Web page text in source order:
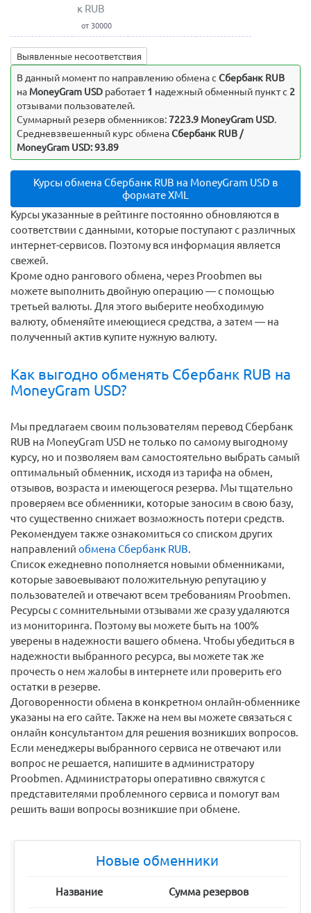
к RUB
от 30000
Выявленные несоответствия
В данный момент по направлению обмена c Сбербанк RUB
на MoneyGram USDработает1 надежный обменный пункт с 2
отзывами пользователей.
Суммарный резерв обменников:7223.9 MoneyGram USD.
Средневзвешенный курс обменаСбербанк RUB /
MoneyGram USD: 93.89
Курсы обмена Сбербанк RUB на MoneyGram USD в
формате XML
Курсы указанные в рейтинге постоянно обновляются в
соответствии с данными, которые поступают с различных
интернет-сервисов. Поэтому вся информация является
свежей.
Кроме одно рангового обмена, через Proobmen вы
можете выполнить двойную операцию — с помощью
третьей валюты. Для этого выберите необходимую
валюту, обменяйте имеющиеся средства, а затем — на
полученный актив купите нужную валюту.
Как выгодно обменять Сбербанк RUB на
MoneyGram USD?
Мы предлагаем своим пользователям перевод Сбербанк
RUB на MoneyGram USD не только по самому выгодному
курсу, но и позволяем вам самостоятельно выбрать самый
оптимальный обменник, исходя из тарифа на обмен,
отзывов, возраста и имеющегося резерва. Мы тщательно
проверяем все обменники, которые заносим в свою базу,
что существенно снижает возможность потери средств.
Рекомендуем также ознакомиться со списком других
направлений обмена Сбербанк RUB.
Список ежедневно пополняется новыми обменниками,
которые завоевывают положительную репутацию у
пользователей и отвечают всем требованиям Proobmen.
Ресурсы с сомнительными отзывами же сразу удаляются
из мониторинга. Поэтому вы можете быть на 100%
уверены в надежности вашего обмена. Чтобы убедиться в
надежности выбранного ресурса, вы можете так же
прочесть о нем жалобы в интернете или проверить его
остатки в резерве.
Договоренности обмена в конкретном онлайн-обменнике
указаны на его сайте. Также на нем вы можете связаться с
онлайн консультантом для решения возникших вопросов.
Если менеджеры выбранного сервиса не отвечают или
вопрос не решается, напишите в администратору
Proobmen. Администраторы оперативно свяжутся с
представителями проблемного сервиса и помогут вам
решить ваши вопросы возникшие при обмене.
Новые обменники
Название Сумма резервов